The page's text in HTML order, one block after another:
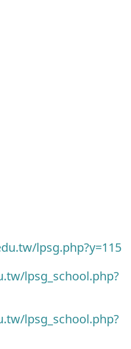
lpsg.php?y=115
lpsg_school.php?
lpsg_school.php?